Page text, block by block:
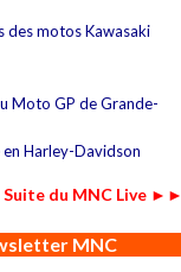
des motos Kawasaki
Moto GP de Grande-
Harley-Davidson
Suite du MNC Live ►►
MNC